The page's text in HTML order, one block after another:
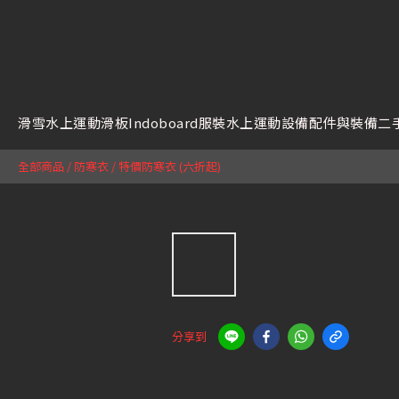
滑雪水上運動滑板Indoboard服裝水上運動設備配件與裝備二
全部商品 / 防寒衣 /特價防寒衣 (六折起)
分享到